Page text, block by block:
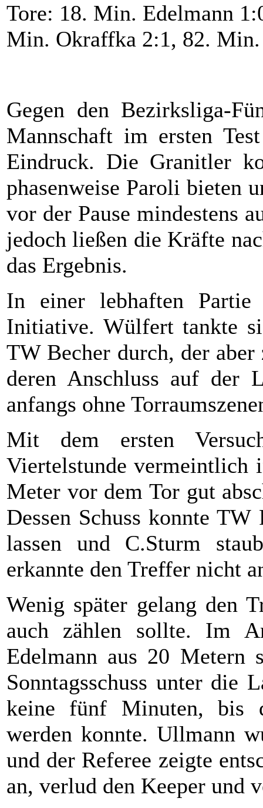
Tore: 18. Min. Edelmann
Min. Okraffka 2:1, 82.
Gegen den Bezirksliga-
Mannschaft im ersten
Eindruck. Die Granitler
phasenweise Paroli bieten
vor der Pause mindestens
jedoch ließen die Kräfte
das Ergebnis.
In einer lebhaften Partie
Initiative. Wülfert tankte
TW Becher durch, der
deren Anschluss auf der
anfangs ohne
Mit dem ersten
Viertelstunde vermeintlich
Meter vor dem Tor gut
Dessen Schuss konnte
lassen und C.Sturm
erkannte den Treffer nicht
Wenig später gelang den
auch zählen sollte. Im
Edelmann aus 20 Metern
Sonntagsschuss unter die
keine fünf Minuten, bis
werden konnte. Ullmann
und der Referee zeigte
an, verlud den Keeper und